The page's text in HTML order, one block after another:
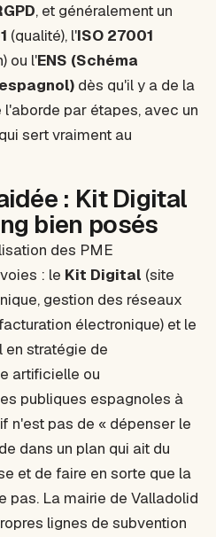
, et généralement un
(qualité), l'ISO 27001
ou l'ENS (Schéma
dès qu'il y a de la
par étapes, avec un
sert vraiment au
: Kit Digital
bien posés
des PME
: le Kit Digital (site
gestion des réseaux
électronique) et le
en stratégie de
artificielle ou
publiques espagnoles à
n'est pas de « dépenser le
dans un plan qui ait du
et de faire en sorte que la
pas. La mairie de Valladolid
lignes de subvention